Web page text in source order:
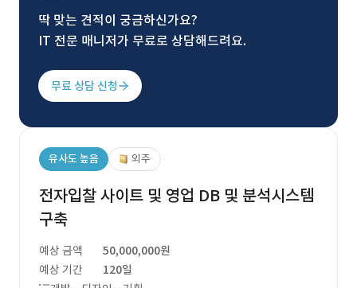
딱 맞는 견적이 궁금하신가요?
IT 전문 매니저가 무료로 상담해드려요.
무료 상담 신청
유사도 높음 외주
전자입찰 사이트 및 영업 DB 및 분석시스템
구축
예상 금액
50,000,000원
예상 기간
120일